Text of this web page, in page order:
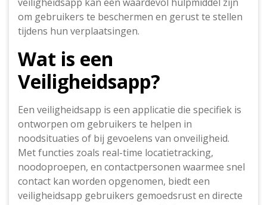
om gebruikers te beschermen en gerust te stellen
tijdens hun verplaatsingen.
Wat is een
Veiligheidsapp?
Een veiligheidsapp is een applicatie die specifiek is
ontworpen om gebruikers te helpen in
noodsituaties of bij gevoelens van onveiligheid.
Met functies zoals real-time locatietracking,
noodoproepen, en contactpersonen waarmee snel
contact kan worden opgenomen, biedt een
veiligheidsapp gebruikers gemoedsrust en directe